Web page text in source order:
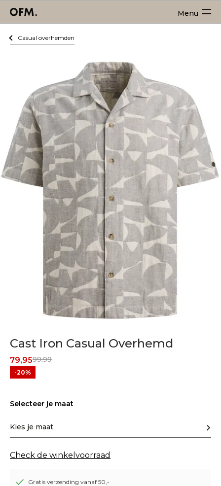
Menu
Casual overhemden
Cast Iron Casual Overhemd
99,99
79,95
-20%
Selecteer je maat
Kies je maat
Check de winkelvoorraad
Gratis verzending vanaf 50,-